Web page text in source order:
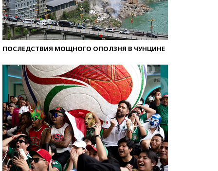
ПОСЛЕДСТВИЯ МОЩНОГО ОПОЛЗНЯ В ЧУНЦИНЕ